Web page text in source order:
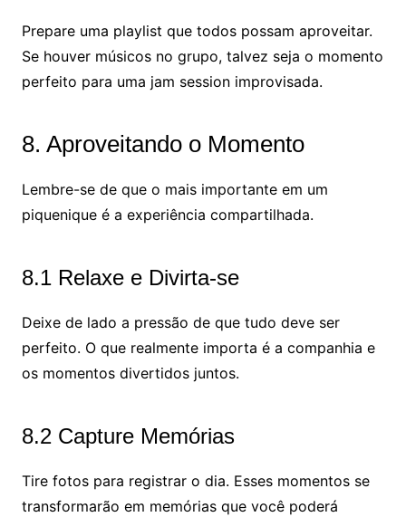
Prepare uma playlist que todos possam aproveitar.
Se houver músicos no grupo, talvez seja o momento
perfeito para uma jam session improvisada.
8. Aproveitando o Momento
Lembre-se de que o mais importante em um
piquenique é a experiência compartilhada.
8.1 Relaxe e Divirta-se
Deixe de lado a pressão de que tudo deve ser
perfeito. O que realmente importa é a companhia e
os momentos divertidos juntos.
8.2 Capture Memórias
Tire fotos para registrar o dia. Esses momentos se
transformarão em memórias que você poderá